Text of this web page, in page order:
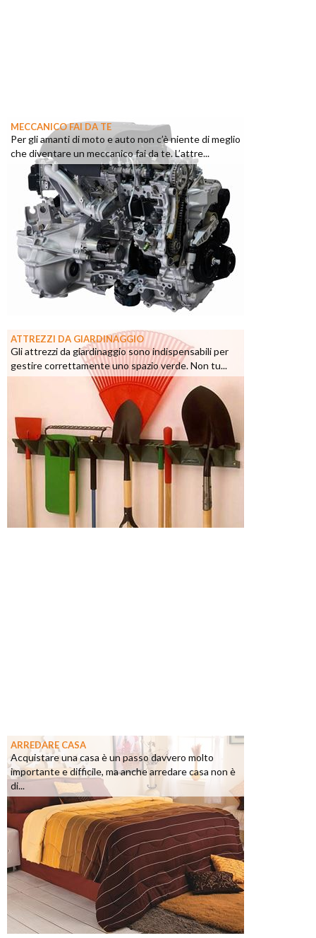
MECCANICO FAI DA TE
Per gli amanti di moto e auto non c’è niente di meglio
che diventare un meccanico fai da te. L’attre...
ATTREZZI DA GIARDINAGGIO
Gli attrezzi da giardinaggio sono indispensabili per
gestire correttamente uno spazio verde. Non tu...
ARREDARE CASA
Acquistare una casa è un passo davvero molto
importante e difficile, ma anche arredare casa non è
di...